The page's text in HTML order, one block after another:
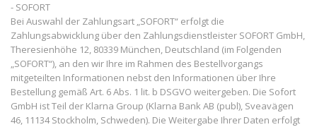
- SOFORT
Bei Auswahl der Zahlungsart „SOFORT“ erfolgt die
Zahlungsabwicklung über den Zahlungsdienstleister SOFORT GmbH,
Theresienhöhe 12, 80339 München, Deutschland (im Folgenden
„SOFORT“), an den wir Ihre im Rahmen des Bestellvorgangs
mitgeteilten Informationen nebst den Informationen über Ihre
Bestellung gemäß Art. 6 Abs. 1 lit. b DSGVO weitergeben. Die Sofort
GmbH ist Teil der Klarna Group (Klarna Bank AB (publ), Sveavägen
46, 11134 Stockholm, Schweden). Die Weitergabe Ihrer Daten erfolgt